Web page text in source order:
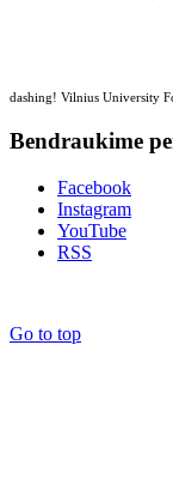
dashing! Vilnius University
Bendraukime
Facebook
Instagram
YouTube
RSS
Go to top